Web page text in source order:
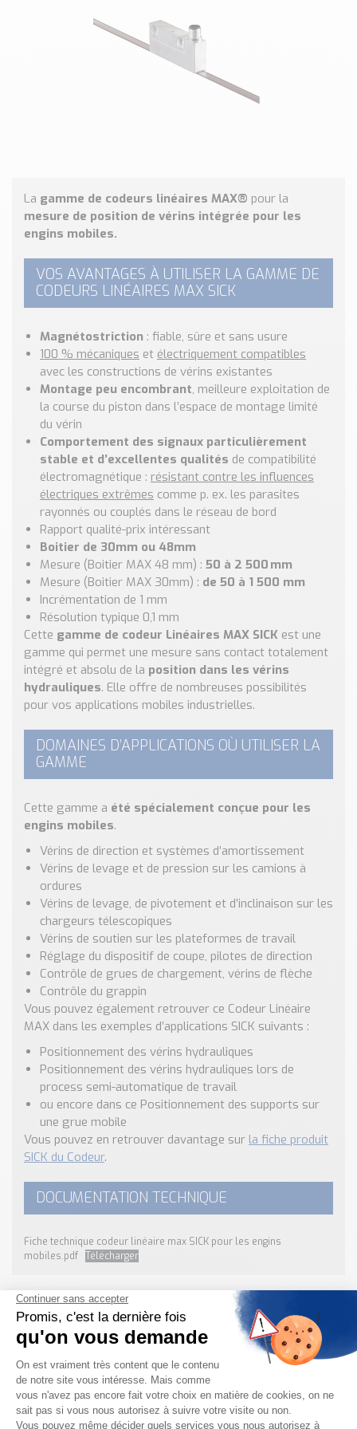
Classé par marque
ENDRESS+HAUSER
Téléchargement (Logiciels, Documents,..)
Formulaire sonde température
Convertisseur de pression
Formulaire Débitmètre
Calculateur maintien en température
Calculateur Chauffage/Liquide/Gaz
Blog
Nos Réalisations
Conseils et Actualités
Catalogue des essentiels pour les brasseries et micro-
brasseries
Contact & Devis
Devis, Tarifs, Renseignements techniques
La gamme de codeurs linéaires MAX® pour la
mesure de position de vérins intégrée pour les
engins mobiles.
VOS AVANTAGES À UTILISER LA GAMME DE
CODEURS LINÉAIRES MAX SICK
Magnétostriction : fiable, sûre et sans usure
100 % mécaniques et électriquement compatibles
avec les constructions de vérins existantes
Montage peu encombrant, meilleure exploitation de
la course du piston dans l’espace de montage limité
du vérin
Comportement des signaux particulièrement
stable et d’excellentes qualités de compatibilité
électromagnétique : résistant contre les influences
électriques extrêmes comme p. ex. les parasites
rayonnés ou couplés dans le réseau de bord
Rapport qualité-prix intéressant
Boitier de 30mm ou 48mm
Mesure (Boitier MAX 48 mm) : 50 à 2 500 mm
Mesure (Boitier MAX 30mm) : de 50 à 1 500 mm
Incrémentation de 1 mm
Résolution typique 0,1 mm
Cette gamme de codeur Linéaires MAX SICK est une
gamme qui permet une mesure sans contact totalement
intégré et absolu de la position dans les vérins
hydrauliques. Elle offre de nombreuses possibilités
pour vos applications mobiles industrielles.
DOMAINES D’APPLICATIONS OÙ UTILISER LA
GAMME
Cette gamme a été spécialement conçue pour les
engins mobiles.
Vérins de direction et systèmes d’amortissement
Vérins de levage et de pression sur les camions à
ordures
Vérins de levage, de pivotement et d’inclinaison sur les
chargeurs télescopiques
Vérins de soutien sur les plateformes de travail
Réglage du dispositif de coupe, pilotes de direction
Contrôle de grues de chargement, vérins de flèche
Contrôle du grappin
Vous pouvez également retrouver ce Codeur Linéaire
MAX dans les exemples d’applications SICK suivants :
Positionnement des vérins hydrauliques
Positionnement des vérins hydrauliques lors de
process semi-automatique de travail
ou encore dans ce Positionnement des supports sur
une grue mobile
Vous pouvez en retrouver davantage sur la fiche produit
SICK du Codeur.
DOCUMENTATION TECHNIQUE
Fiche technique codeur linéaire max SICK pour les engins
mobiles.pdf Télécharger
Besoin d'informations complémentaires ?
NOUS CONTACTER